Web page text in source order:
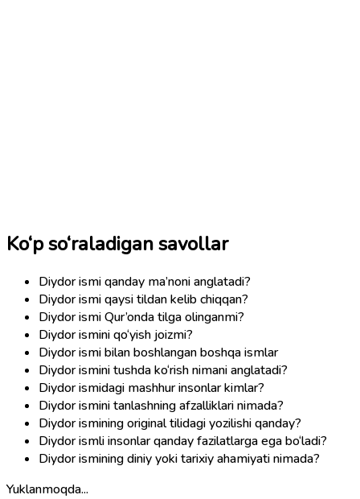
Ko‘p so‘raladigan savollar
Diydor ismi qanday ma’noni anglatadi?
Diydor ismi qaysi tildan kelib chiqqan?
Diydor ismi Qur’onda tilga olinganmi?
Diydor ismini qo‘yish joizmi?
Diydor ismi bilan boshlangan boshqa ismlar
Diydor ismini tushda ko‘rish nimani anglatadi?
Diydor ismidagi mashhur insonlar kimlar?
Diydor ismini tanlashning afzalliklari nimada?
Diydor ismining original tilidagi yozilishi qanday?
Diydor ismli insonlar qanday fazilatlarga ega bo‘ladi?
Diydor ismining diniy yoki tarixiy ahamiyati nimada?
Yuklanmoqda...